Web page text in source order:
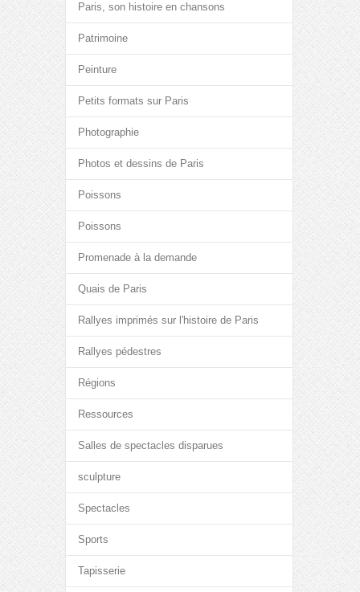
Paris, son histoire en chansons
Patrimoine
Peinture
Petits formats sur Paris
Photographie
Photos et dessins de Paris
Poissons
Poissons
Promenade à la demande
Quais de Paris
Rallyes imprimés sur l'histoire de Paris
Rallyes pédestres
Régions
Ressources
Salles de spectacles disparues
sculpture
Spectacles
Sports
Tapisserie